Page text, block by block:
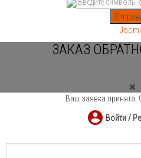
ЗАКАЗ
Ваш заявка принята.
Войти /